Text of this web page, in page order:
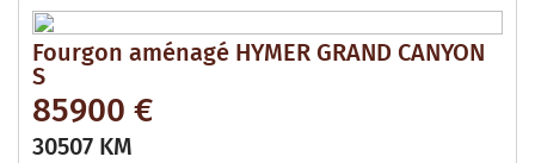
Fourgon aménagé HYMER GRAND CANYON
S
85900 €
30507 KM